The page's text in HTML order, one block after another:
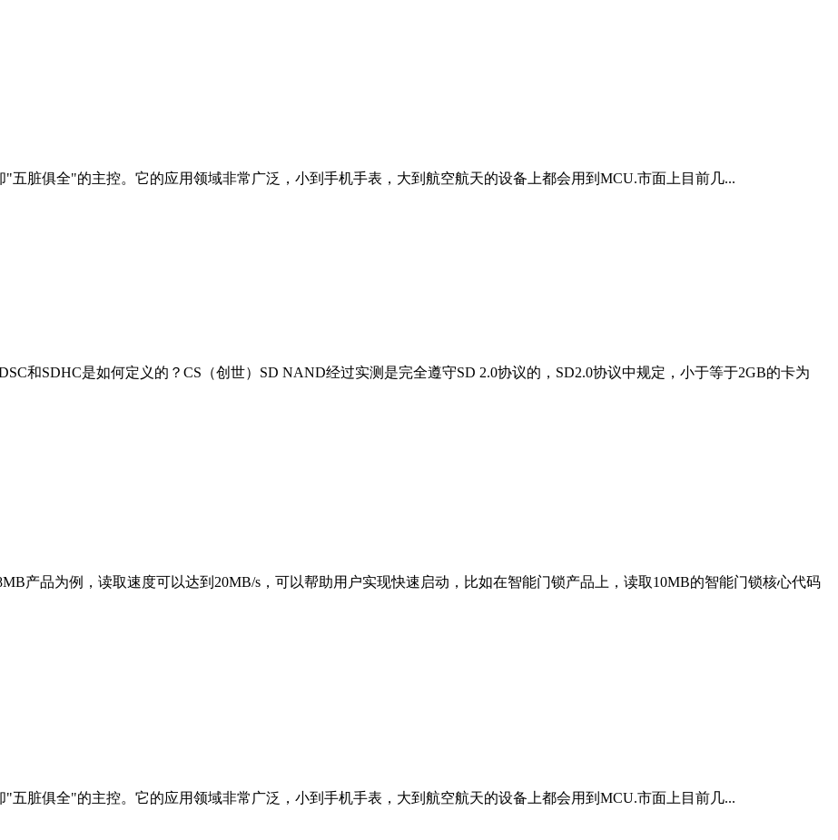
五脏俱全"的主控。它的应用领域非常广泛，小到手机手表，大到航空航天的设备上都会用到MCU.市面上目前几...
和SDHC是如何定义的？CS（创世）SD NAND经过实测是完全遵守SD 2.0协议的，SD2.0协议中规定，小于等于2GB的卡为
产品为例，读取速度可以达到20MB/s，可以帮助用户实现快速启动，比如在智能门锁产品上，读取10MB的智能门锁核心代码
五脏俱全"的主控。它的应用领域非常广泛，小到手机手表，大到航空航天的设备上都会用到MCU.市面上目前几...